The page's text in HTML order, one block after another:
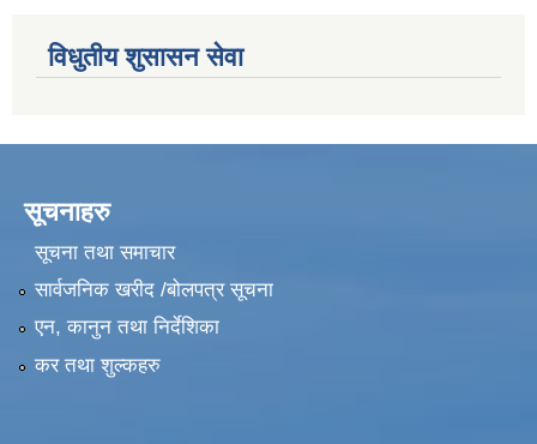
विधुतीय शुसासन सेवा
सूचनाहरु
सूचना तथा समाचार
सार्वजनिक खरीद /बोलपत्र सूचना
एन, कानुन तथा निर्देशिका
कर तथा शुल्कहरु